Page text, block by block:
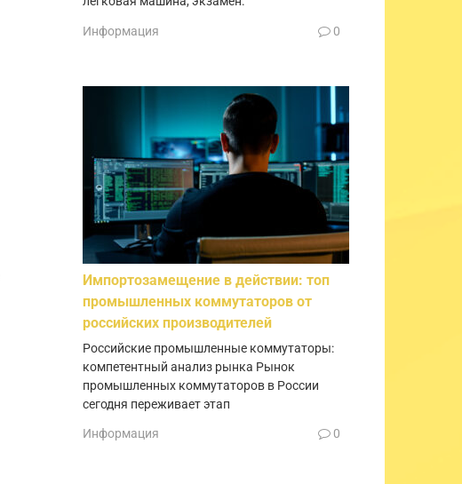
Информация 0
Импортозамещение в действии: топ
промышленных коммутаторов от
российских производителей
Российские промышленные коммутаторы:
компетентный анализ рынка Рынок
промышленных коммутаторов в России
сегодня переживает этап
Информация 0